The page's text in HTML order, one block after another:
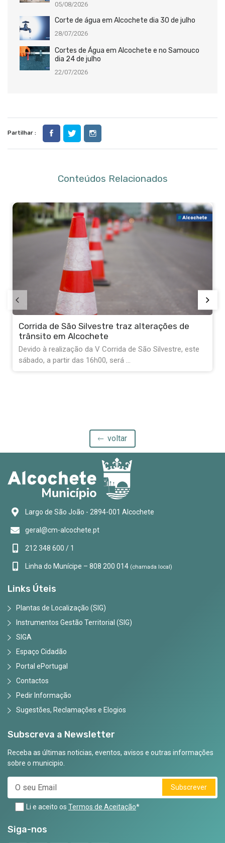
05/08/2026
Corte de água em Alcochete dia 30 de julho
28/07/2026
Cortes de Água em Alcochete e no Samouco
dia 24 de julho
22/07/2026
Partilhar :
Conteúdos Relacionados
Corrida de São Silvestre traz alterações de
trânsito em Alcochete
Devido à realização da V Corrida de São Silvestre, este
sábado, a partir das 16h00, será ...
voltar
Largo de São João - 2894-001 Alcochete
geral@cm-alcochete.pt
212 348 600 / 1
Linha do Munícipe – 808 200 014 (chamada local)
Links Úteis
Plantas de Localização (SIG)
Instrumentos Gestão Territorial (SIG)
SIGA
Espaço Cidadão
Portal ePortugal
Contactos
Pedir Informação
Sugestões, Reclamações e Elogios
Subscreva a Newsletter
Receba as últimas noticias, eventos, avisos e outras informações
sobre o municipio.
Subscrever
Li e aceito os Termos de Aceitação*
Siga-nos